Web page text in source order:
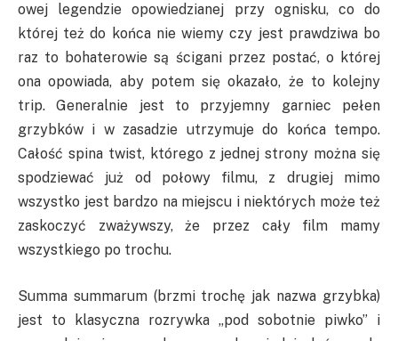
owej legendzie opowiedzianej przy ognisku, co do
której też do końca nie wiemy czy jest prawdziwa bo
raz to bohaterowie są ścigani przez postać, o której
ona opowiada, aby potem się okazało, że to kolejny
trip. Generalnie jest to przyjemny garniec pełen
grzybków i w zasadzie utrzymuje do końca tempo.
Całość spina twist, którego z jednej strony można się
spodziewać już od połowy filmu, z drugiej mimo
wszystko jest bardzo na miejscu i niektórych może też
zaskoczyć zważywszy, że przez cały film mamy
wszystkiego po trochu.
Summa summarum (brzmi trochę jak nazwa grzybka)
jest to klasyczna rozrywka „pod sobotnie piwko” i